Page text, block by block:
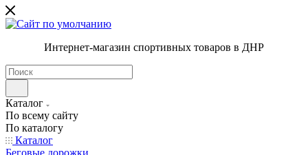
Интернет-магазин спортивных товаров в ДНР
Каталог
По всему сайту
По каталогу
Каталог
Беговые дорожки